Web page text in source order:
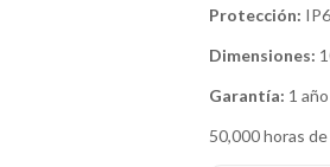
Protección:
Dimensiones:
Garantía: 1 año
50,000 horas